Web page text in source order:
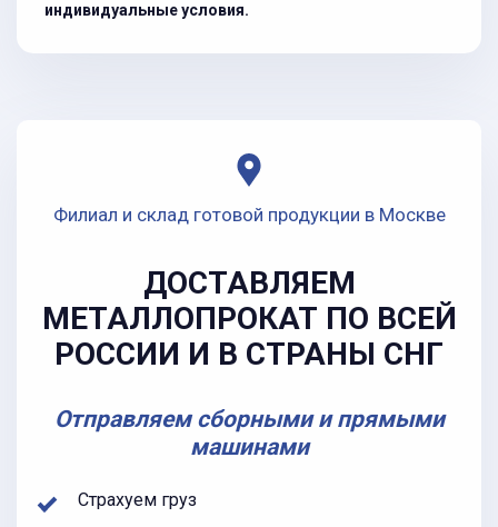
индивидуальные условия.
Филиал и склад готовой продукции в Москве
ДОСТАВЛЯЕМ
МЕТАЛЛОПРОКАТ ПО ВСЕЙ
РОССИИ И В СТРАНЫ СНГ
Отправляем сборными и прямыми
машинами
Страхуем груз